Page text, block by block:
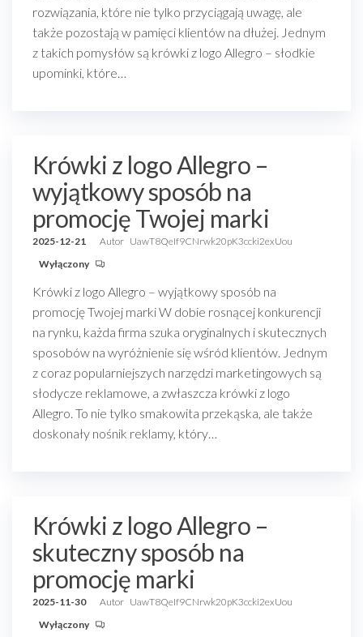
rozwiązania, które nie tylko przyciągają uwagę, ale
także pozostają w pamięci klientów na dłużej. Jednym
z takich pomysłów są krówki z logo Allegro – słodkie
upominki, które…
Krówki z logo Allegro –
wyjątkowy sposób na
promocję Twojej marki
2025-12-21 Autor UawT8QeIf9CNrwk20pK3ccki2exUou
Wyłączony
Krówki z logo Allegro – wyjątkowy sposób na
promocję Twojej marki W dobie rosnącej konkurencji
na rynku, każda firma szuka oryginalnych i skutecznych
sposobów na wyróżnienie się wśród klientów. Jednym
z coraz popularniejszych narzędzi marketingowych są
słodycze reklamowe, a zwłaszcza krówki z logo
Allegro. To nie tylko smakowita przekąska, ale także
doskonały nośnik reklamy, który…
Krówki z logo Allegro –
skuteczny sposób na
promocję marki
2025-11-30 Autor UawT8QeIf9CNrwk20pK3ccki2exUou
Wyłączony